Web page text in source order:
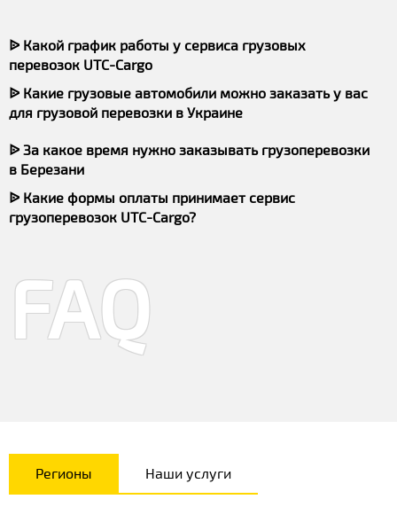
ᐉ Какой график работы у сервиса грузовых
перевозок UTC-Cargo
ᐉ Какие грузовые автомобили можно заказать у вас
для грузовой перевозки в Украине
ᐉ За какое время нужно заказывать грузоперевозки
в Березани
ᐉ Какие формы оплаты принимает сервис
грузоперевозок UTC-Cargo?
FAQ
Регионы Наши услуги